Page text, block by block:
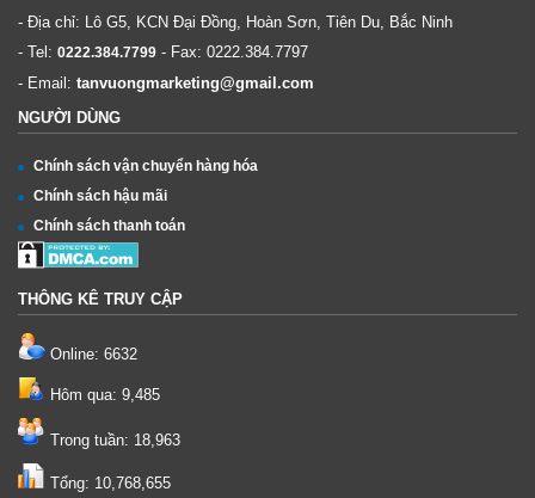
- Địa chỉ: Lô G5, KCN Đại Đồng, Hoàn Sơn, Tiên Du, Bắc Ninh
- Tel: 0222.384.7799 - Fax: 0222.384.7797
- Email: tanvuongmarketing@gmail.com
NGƯỜI DÙNG
Chính sách vận chuyển hàng hóa
Chính sách hậu mãi
Chính sách thanh toán
THÔNG KÊ TRUY CẬP
Online: 6632
Hôm qua: 9,485
Trong tuần: 18,963
Tổng: 10,768,655